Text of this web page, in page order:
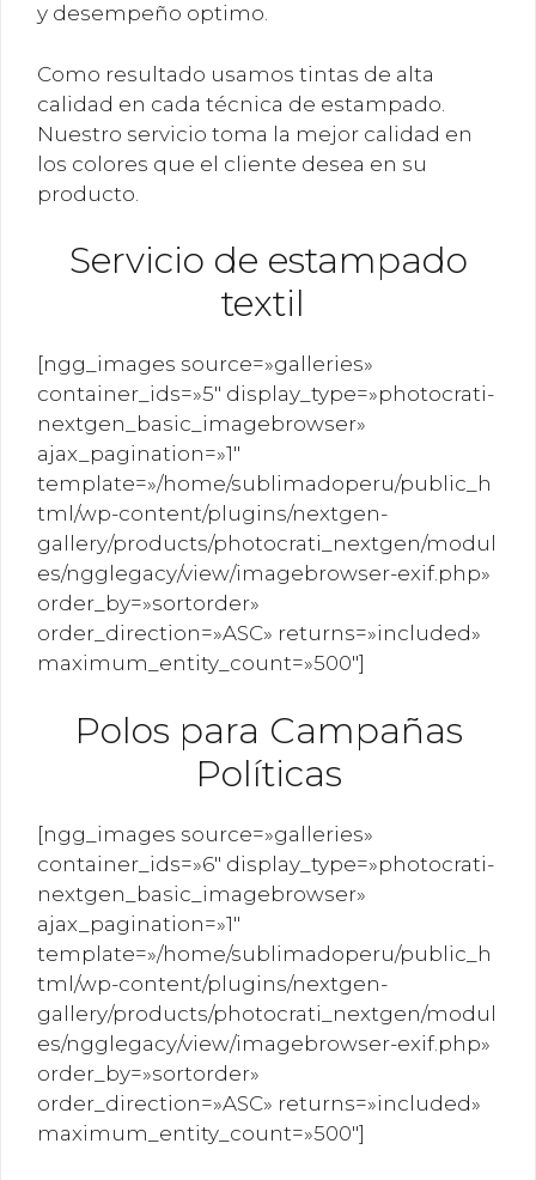
y desempeño optimo.
Como resultado usamos tintas de alta
calidad en cada técnica de estampado.
Nuestro servicio toma la mejor calidad en
los colores que el cliente desea en su
producto.
Servicio de estampado
textil
[ngg_images source=»galleries»
container_ids=»5″ display_type=»photocrati-
nextgen_basic_imagebrowser»
ajax_pagination=»1″
template=»/home/sublimadoperu/public_h
tml/wp-content/plugins/nextgen-
gallery/products/photocrati_nextgen/modul
es/ngglegacy/view/imagebrowser-exif.php»
order_by=»sortorder»
order_direction=»ASC» returns=»included»
maximum_entity_count=»500″]
Polos para Campañas
Políticas
[ngg_images source=»galleries»
container_ids=»6″ display_type=»photocrati-
nextgen_basic_imagebrowser»
ajax_pagination=»1″
template=»/home/sublimadoperu/public_h
tml/wp-content/plugins/nextgen-
gallery/products/photocrati_nextgen/modul
es/ngglegacy/view/imagebrowser-exif.php»
order_by=»sortorder»
order_direction=»ASC» returns=»included»
maximum_entity_count=»500″]